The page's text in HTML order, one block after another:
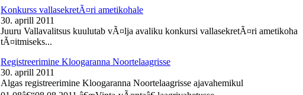
Konkurss vallasekretÃ¤ri ametikohale
30. aprill 2011
Juuru Vallavalitsus kuulutab vÃ¤lja avaliku konkursi vallasekretÃ¤ri ametikoha
tÃ¤itmiseks...
Registreerimine Kloogaranna Noortelaagrisse
30. aprill 2011
Algas registreerimine Kloogaranna Noortelaagrisse ajavahemikul